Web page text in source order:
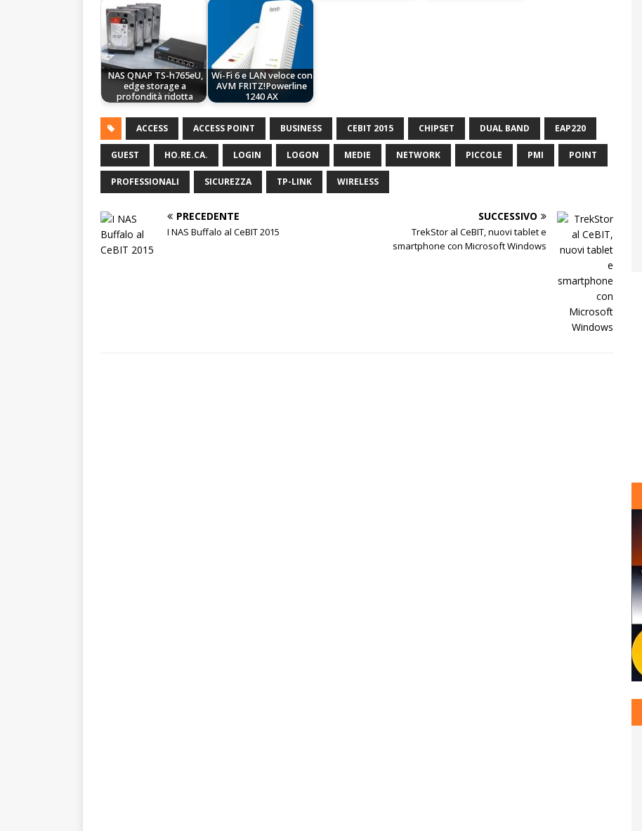
NAS QNAP TS-h765eU,
edge storage a
profondità ridotta
Wi-Fi 6 e LAN veloce con
AVM FRITZ!Powerline
1240 AX
ACCESS ACCESS POINT BUSINESS CEBIT 2015 CHIPSET DUAL BAND EAP220
GUEST HO.RE.CA. LOGIN LOGON MEDIE NETWORK PICCOLE PMI POINT
PROFESSIONALI SICUREZZA TP-LINK WIRELESS
PRECEDENTE
I NAS Buffalo al CeBIT 2015
SUCCESSIVO
TrekStor al CeBIT, nuovi tablet e
smartphone con Microsoft Windows